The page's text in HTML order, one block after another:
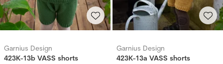
Garnius Design
423K-13b VASS shorts
Garnius Design
423K-13a VASS shorts